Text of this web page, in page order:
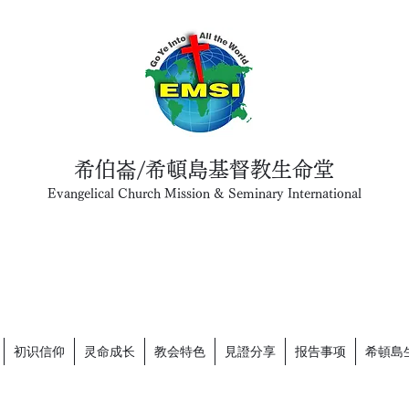
希伯崙/希頓島基督教生命堂
Evangelical Church Mission & Seminary International
初识信仰 灵命成长 教会特色 見證分享 报告事项 希頓島